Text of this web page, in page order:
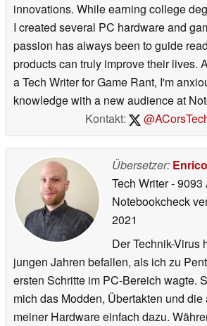
innovations. While earning college
I created several PC hardware and
passion has always been to guide
products can truly improve their lives.
a Tech Writer for Game Rant, I'm
knowledge with a new audience at
Kontakt:
Übersetzer:
Tech Writer- 9093
Notebookcheck
2021
Der Technik-Virus
jungen Jahren befallen, als ich zu
ersten Schritte im PC-Bereich wagte.
mich das Modden, Übertakten und
meiner Hardware einfach dazu.